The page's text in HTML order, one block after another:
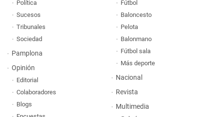
Política
Sucesos
Tribunales
Sociedad
Pamplona
Opinión
Editorial
Colaboradores
Blogs
Fútbol
Baloncesto
Pelota
Balonmano
Fútbol sala
Más deporte
Nacional
Revista
Multimedia